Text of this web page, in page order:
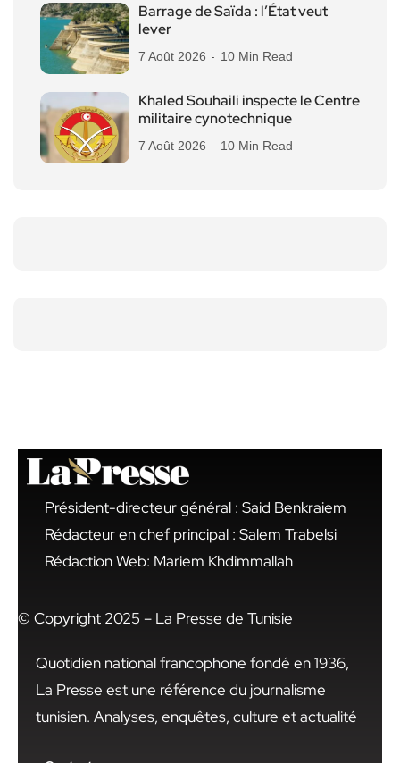
Barrage de Saïda : l’État veut
lever
7 Août 2026 10 Min Read
Khaled Souhaili inspecte le Centre
militaire cynotechnique
7 Août 2026 10 Min Read
Président-directeur général : Said Benkraiem
Rédacteur en chef principal : Salem Trabelsi
Rédaction Web: Mariem Khdimmallah
© Copyright 2025 – La Presse de Tunisie
Quotidien national francophone fondé en 1936,
La Presse est une référence du journalisme
tunisien. Analyses, enquêtes, culture et actualité